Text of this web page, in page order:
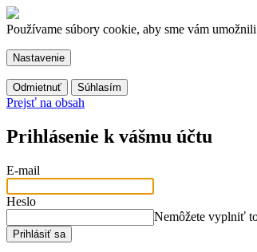
Používame súbory cookie, aby sme vám
Nastavenie
Odmietnuť Súhlasím
Prejsť na obsah
Prihlásenie k vášmu účtu
E-mail
Heslo
Nemôžete vyplniť
Prihlásiť sa